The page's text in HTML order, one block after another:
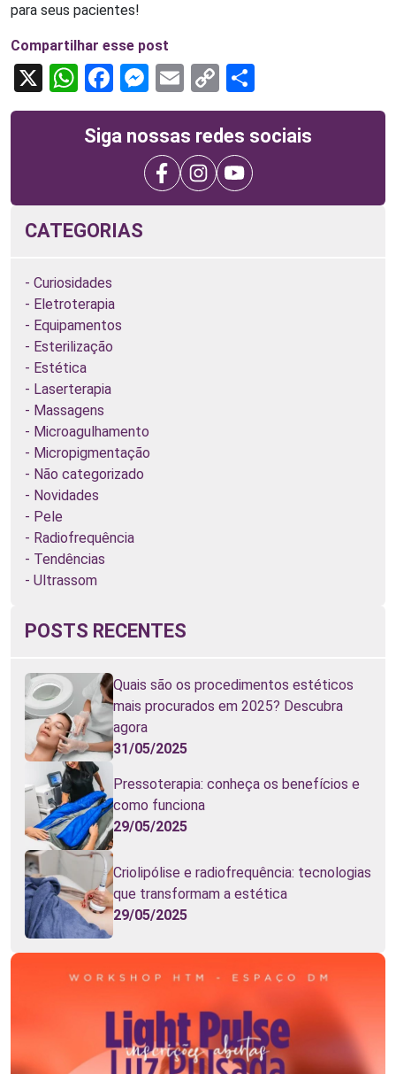
para seus pacientes!
Compartilhar esse post
X WhatsApp
Facebook
Messenger
Email
Copy
Link
Siga nossas redes sociais
CATEGORIAS
Curiosidades
Eletroterapia
Equipamentos
Esterilização
Estética
Laserterapia
Massagens
Microagulhamento
Micropigmentação
Não categorizado
Novidades
Pele
Radiofrequência
Tendências
Ultrassom
POSTS RECENTES
Quais são os procedimentos estéticos
mais procurados em 2025? Descubra
agora
31/05/2025
Pressoterapia: conheça os benefícios e
como funciona
29/05/2025
Criolipólise e radiofrequência: tecnologias
que transformam a estética
29/05/2025